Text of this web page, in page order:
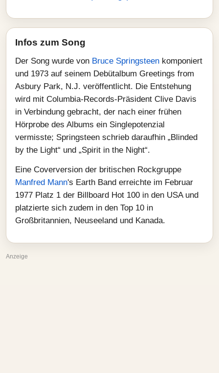
Infos zum Song
Der Song wurde von Bruce Springsteen komponiert
und 1973 auf seinem Debütalbum Greetings from
Asbury Park, N.J. veröffentlicht. Die Entstehung
wird mit Columbia-Records-Präsident Clive Davis
in Verbindung gebracht, der nach einer frühen
Hörprobe des Albums ein Singlepotenzial
vermisste; Springsteen schrieb daraufhin „Blinded
by the Light“ und „Spirit in the Night“.
Eine Coverversion der britischen Rockgruppe
Manfred Mann's Earth Band erreichte im Februar
1977 Platz 1 der Billboard Hot 100 in den USA und
platzierte sich zudem in den Top 10 in
Großbritannien, Neuseeland und Kanada.
Anzeige